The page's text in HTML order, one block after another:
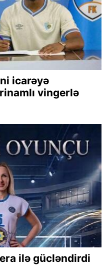
icarəyə
vingerlə
ilə gücləndirdi